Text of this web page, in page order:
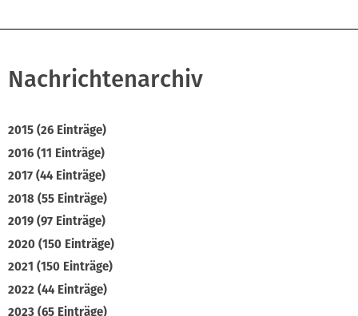
Nachrichtenarchiv
2015 (26 Einträge)
2016 (11 Einträge)
2017 (44 Einträge)
2018 (55 Einträge)
2019 (97 Einträge)
2020 (150 Einträge)
2021 (150 Einträge)
2022 (44 Einträge)
2023 (65 Einträge)